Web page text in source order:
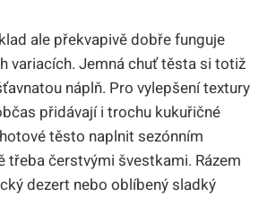
ale překvapivě dobře funguje
variacích. Jemná chuť těsta si totiž
náplň. Pro vylepšení textury
přidávají i trochu kukuřičné
těsto naplnit sezónním
třeba čerstvými švestkami. Rázem
dezert nebo oblíbený sladký